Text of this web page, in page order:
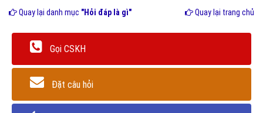
Quay lại danh mục "Hỏi đáp là gì" Quay lại trang chủ
Gọi CSKH
Đặt câu hỏi